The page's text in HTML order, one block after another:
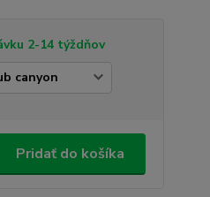
2-14 týždňov
Pridať do košíka